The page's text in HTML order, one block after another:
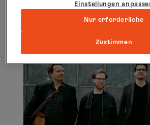
Einstellungen
Nur erforderliche
Zustimmen